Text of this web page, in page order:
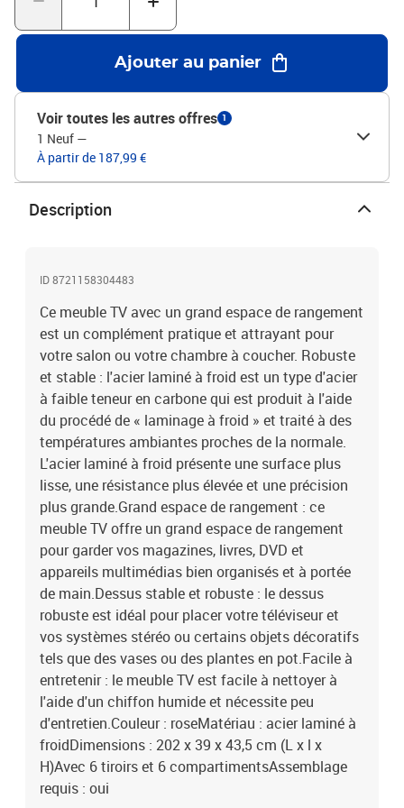
humide et nécessite peu d'entretien.Couleur : roseMatériau : acier
laminé à froidDimensions : 202 x 39 x 43,5 cm (L x l x H)Avec 6
tiroirs et 6 compartimentsAssemblage requis : oui
Ajouter au panier
Voir toutes les autres offres 1
1 Neuf —
À partir de 187,99 €
Description
ID 8721158304483
Ce meuble TV avec un grand espace de rangement
est un complément pratique et attrayant pour
votre salon ou votre chambre à coucher. Robuste
et stable : l'acier laminé à froid est un type d'acier
à faible teneur en carbone qui est produit à l'aide
du procédé de « laminage à froid » et traité à des
températures ambiantes proches de la normale.
L'acier laminé à froid présente une surface plus
lisse, une résistance plus élevée et une précision
plus grande.Grand espace de rangement : ce
meuble TV offre un grand espace de rangement
pour garder vos magazines, livres, DVD et
appareils multimédias bien organisés et à portée
de main.Dessus stable et robuste : le dessus
robuste est idéal pour placer votre téléviseur et
vos systèmes stéréo ou certains objets décoratifs
tels que des vases ou des plantes en pot.Facile à
entretenir : le meuble TV est facile à nettoyer à
l'aide d'un chiffon humide et nécessite peu
d'entretien.Couleur : roseMatériau : acier laminé à
froidDimensions : 202 x 39 x 43,5 cm (L x l x
H)Avec 6 tiroirs et 6 compartimentsAssemblage
requis : oui